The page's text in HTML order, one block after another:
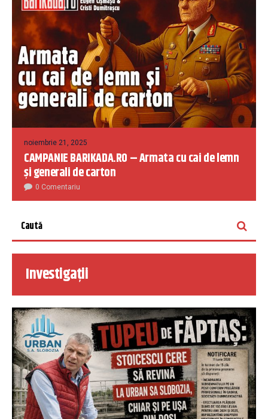
noiembrie 21, 2025
CAMPANIE BARIKADA.RO – Armata cu cai de lemn
și generali de carton
0 Comentariu
Investigații